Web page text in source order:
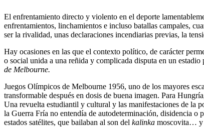
El enfrentamiento directo y violento en el deporte
enfrentamientos, linchamientos e incluso batallas campales,
ser la rivalidad, unas declaraciones incendiarias previas, la
Hay ocasiones en las que el contexto político, de carácter
o social unida a una reñida y complicada disputa en un
de Melbourne.
Juegos Olímpicos de Melbourne 1956, uno de los mayores
transformable después en dosis de buena imagen. Para
Una revuelta estudiantil y cultural y las manifestaciones de la
la Guerra Fría no entendía de autodeterminación, disidencia
estados satélites, que bailaban al son del kalinka moscovita… y